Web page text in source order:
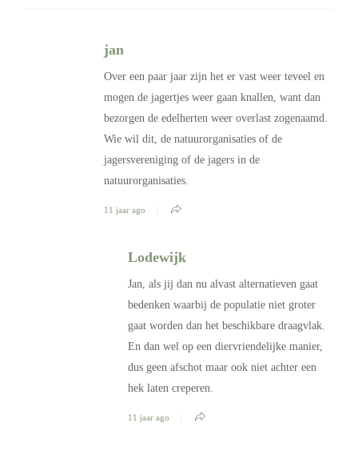
jan
Over een paar jaar zijn het er vast weer teveel en
mogen de jagertjes weer gaan knallen, want dan
bezorgen de edelherten weer overlast zogenaamd.
Wie wil dit, de natuurorganisaties of de
jagersvereniging of de jagers in de
natuurorganisaties.
11 jaar ago
Lodewijk
Jan, als jij dan nu alvast alternatieven gaat
bedenken waarbij de populatie niet groter
gaat worden dan het beschikbare draagvlak.
En dan wel op een diervriendelijke manier,
dus geen afschot maar ook niet achter een
hek laten creperen.
11 jaar ago